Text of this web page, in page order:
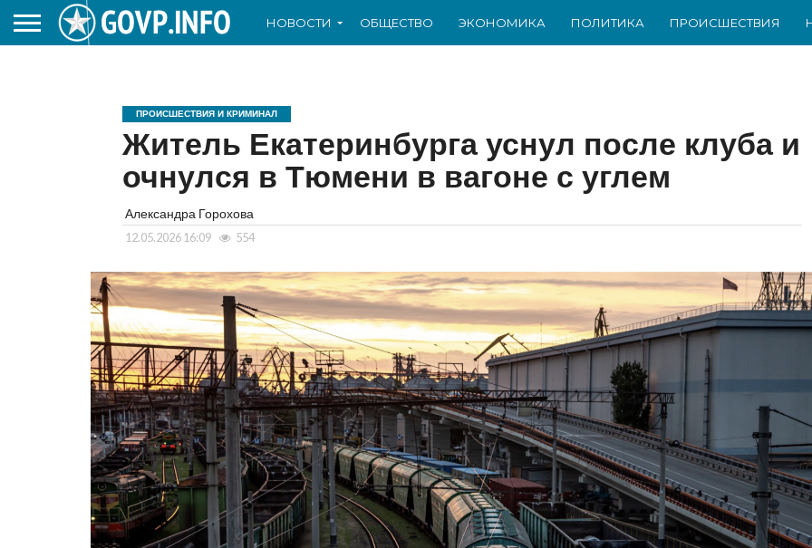
НОВОСТИ ОБЩЕСТВО ЭКОНОМИКА ПОЛИТИКА ПРОИСШЕСТВИЯ
ПРОИСШЕСТВИЯ И КРИМИНАЛ
Житель Екатеринбурга уснул после клуба и
очнулся в Тюмени в вагоне с углем
Александра Горохова
12.05.2026 16:09 554